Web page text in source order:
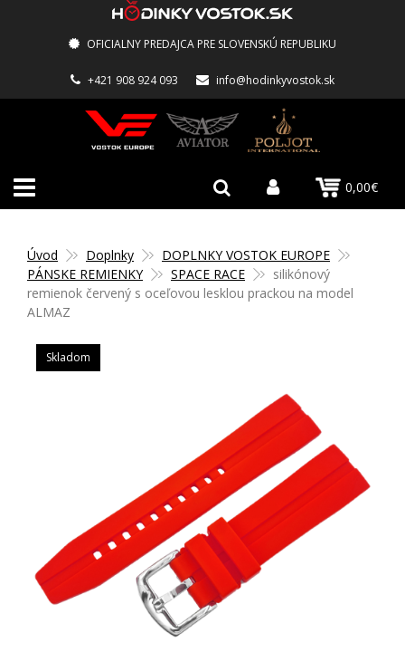
OFICIALNY PREDAJCA PRE SLOVENSKÚ REPUBLIKU
+421 908 924 093 info@hodinkyvostok.sk
0,00€
Úvod Doplnky
DOPLNKY VOSTOK EUROPE
PÁNSKE REMIENKY
SPACE RACE
silikónový
remienok červený s oceľovou lesklou prackou na model
ALMAZ
Skladom